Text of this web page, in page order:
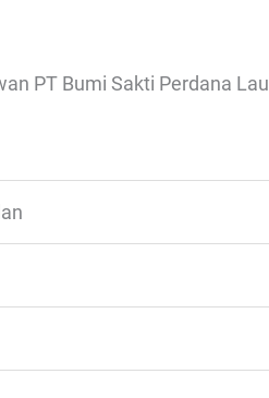
PT Bumi Sakti Perdana Lau